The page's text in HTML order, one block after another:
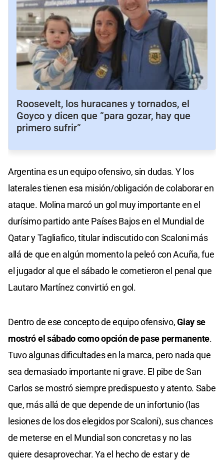
Roosevelt, los huracanes y tornados, el
Goyco y dicen que “para gozar, hay que
primero sufrir”
Argentina es un equipo ofensivo, sin dudas. Y los
laterales tienen esa misión/obligación de colaborar en
ataque. Molina marcó un gol muy importante en el
durísimo partido ante Países Bajos en el Mundial de
Qatar y Tagliafico, titular indiscutido con Scaloni más
allá de que en algún momento la peleó con Acuña, fue
el jugador al que el sábado le cometieron el penal que
Lautaro Martínez convirtió en gol.
Dentro de ese concepto de equipo ofensivo,Giay se
mostró el sábado como opción de pase permanente.
Tuvo algunas dificultades en la marca, pero nada que
sea demasiado importante ni grave. El pibe de San
Carlos se mostró siempre predispuesto y atento. Sabe
que, más allá de que depende de un infortunio (las
lesiones de los dos elegidos por Scaloni), sus chances
de meterse en el Mundial son concretas y no las
quiere desaprovechar. Ya el hecho de estar y de